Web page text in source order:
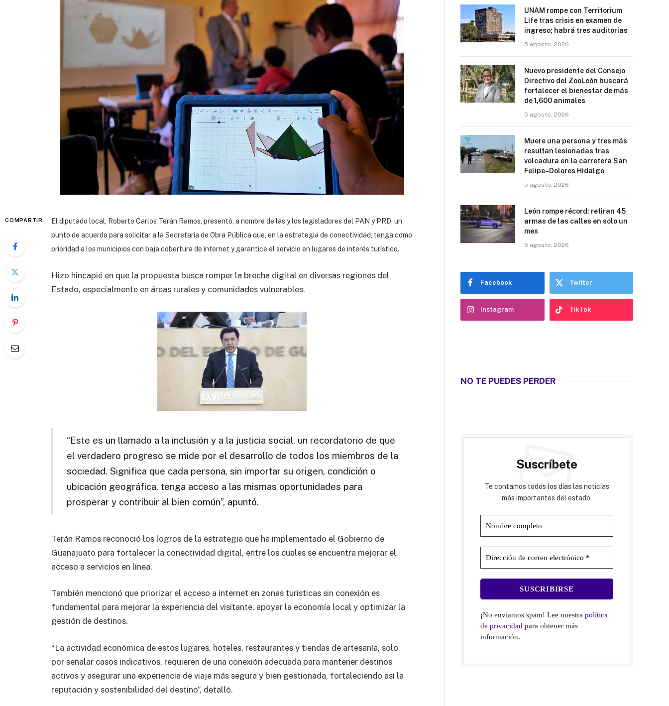
COMPARTIR
El diputado local, Roberto Carlos Terán Ramos, presentó, a nombre de las y los legisladores del PAN y PRD, un
punto de acuerdo para solicitar a la Secretaría de Obra Pública que, en la estrategia de conectividad, tenga como
prioridad a los municipios con baja cobertura de internet y garantice el servicio en lugares de interés turístico.
Hizo hincapié en que la propuesta busca romper la brecha digital en diversas regiones del
Estado, especialmente en áreas rurales y comunidades vulnerables.
“Este es un llamado a la inclusión y a la justicia social, un recordatorio de que
el verdadero progreso se mide por el desarrollo de todos los miembros de la
sociedad. Significa que cada persona, sin importar su origen, condición o
ubicación geográfica, tenga acceso a las mismas oportunidades para
prosperar y contribuir al bien común”, apuntó.
Terán Ramos reconoció los logros de la estrategia que ha implementado el Gobierno de
Guanajuato para fortalecer la conectividad digital, entre los cuales se encuentra mejorar el
acceso a servicios en línea.
También mencionó que priorizar el acceso a internet en zonas turísticas sin conexión es
fundamental para mejorar la experiencia del visitante, apoyar la economía local y optimizar la
gestión de destinos.
“La actividad económica de estos lugares, hoteles, restaurantes y tiendas de artesanía, solo
por señalar casos indicativos, requieren de una conexión adecuada para mantener destinos
activos y asegurar una experiencia de viaje más segura y bien gestionada, fortaleciendo así la
reputación y sostenibilidad del destino”, detalló.
UNAM rompe con Territorium
Life tras crisis en examen de
ingreso; habrá tres auditorías
5 agosto, 2026
Nuevo presidente del Consejo
Directivo del ZooLeón buscará
fortalecer el bienestar de más
de 1,600 animales
5 agosto, 2026
Muere una persona y tres más
resultan lesionadas tras
volcadura en la carretera San
Felipe–Dolores Hidalgo
5 agosto, 2026
León rompe récord: retiran 45
armas de las calles en solo un
mes
5 agosto, 2026
Facebook Twitter
Instagram TikTok
NO TE PUEDES PERDER
Suscríbete
Te contamos todos los días las noticias
más importantes del estado.
¡No enviamos spam! Lee nuestrapolítica
de privacidad para obtener más
información.